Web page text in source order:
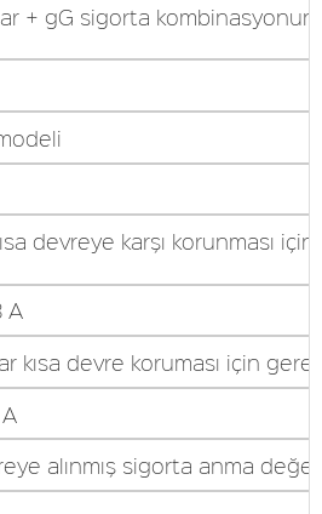
+ gG sigorta
devreye karşı korunması için
A
kısa devre koruması için
alınmış sigorta anma